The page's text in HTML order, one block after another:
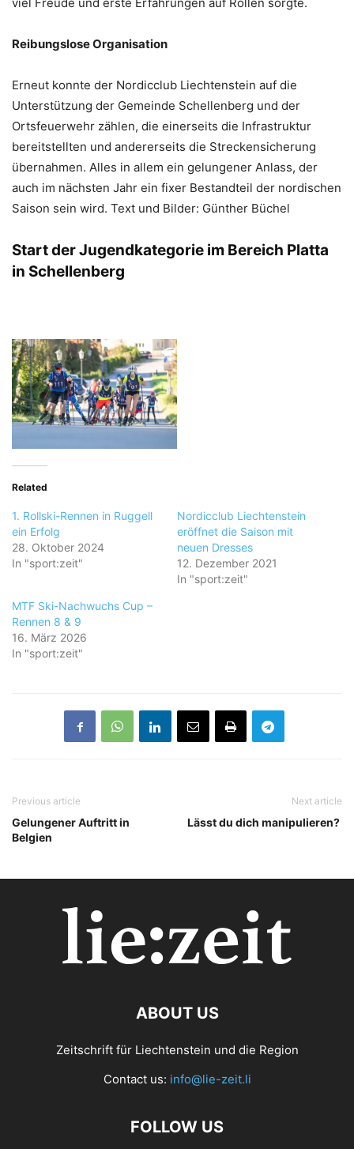
Reibungslose Organisation
Erneut konnte der Nordicclub Liechtenstein auf die
Unterstützung der Gemeinde Schellenberg und der
Ortsfeuerwehr zählen, die einerseits die Infrastruktur
bereitstellten und andererseits die Streckensicherung
übernahmen. Alles in allem ein gelungener Anlass, der
auch im nächsten Jahr ein fixer Bestandteil der nordischen
Saison sein wird. Text und Bilder: Günther Büchel
Start der Jugendkategorie im Bereich Platta
in Schellenberg
Related
1. Rollski-Rennen in Ruggell
ein Erfolg
28. Oktober 2024
In "sport:zeit"
Nordicclub Liechtenstein
eröffnet die Saison mit
neuen Dresses
12. Dezember 2021
In "sport:zeit"
MTF Ski-Nachwuchs Cup –
Rennen 8 & 9
16. März 2026
In "sport:zeit"
Previous article
Gelungener Auftritt in
Belgien
Next article
Lässt du dich manipulieren?
ABOUT US
Zeitschrift für Liechtenstein und die Region
Contact us: info@lie-zeit.li
FOLLOW US